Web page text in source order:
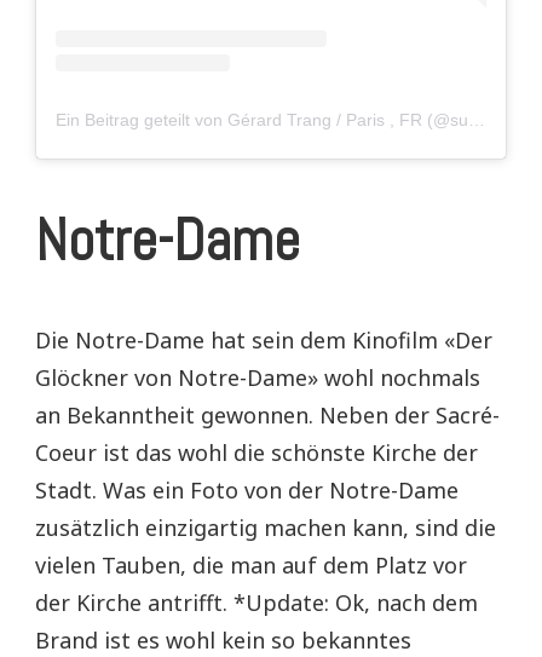
Notre-Dame
Die Notre-Dame hat sein dem Kinofilm «Der
Glöckner von Notre-Dame» wohl nochmals
an Bekanntheit gewonnen. Neben der Sacré-
Coeur ist das wohl die schönste Kirche der
Stadt. Was ein Foto von der Notre-Dame
zusätzlich einzigartig machen kann, sind die
vielen Tauben, die man auf dem Platz vor
der Kirche antrifft. *Update: Ok, nach dem
Brand ist es wohl kein so bekanntes